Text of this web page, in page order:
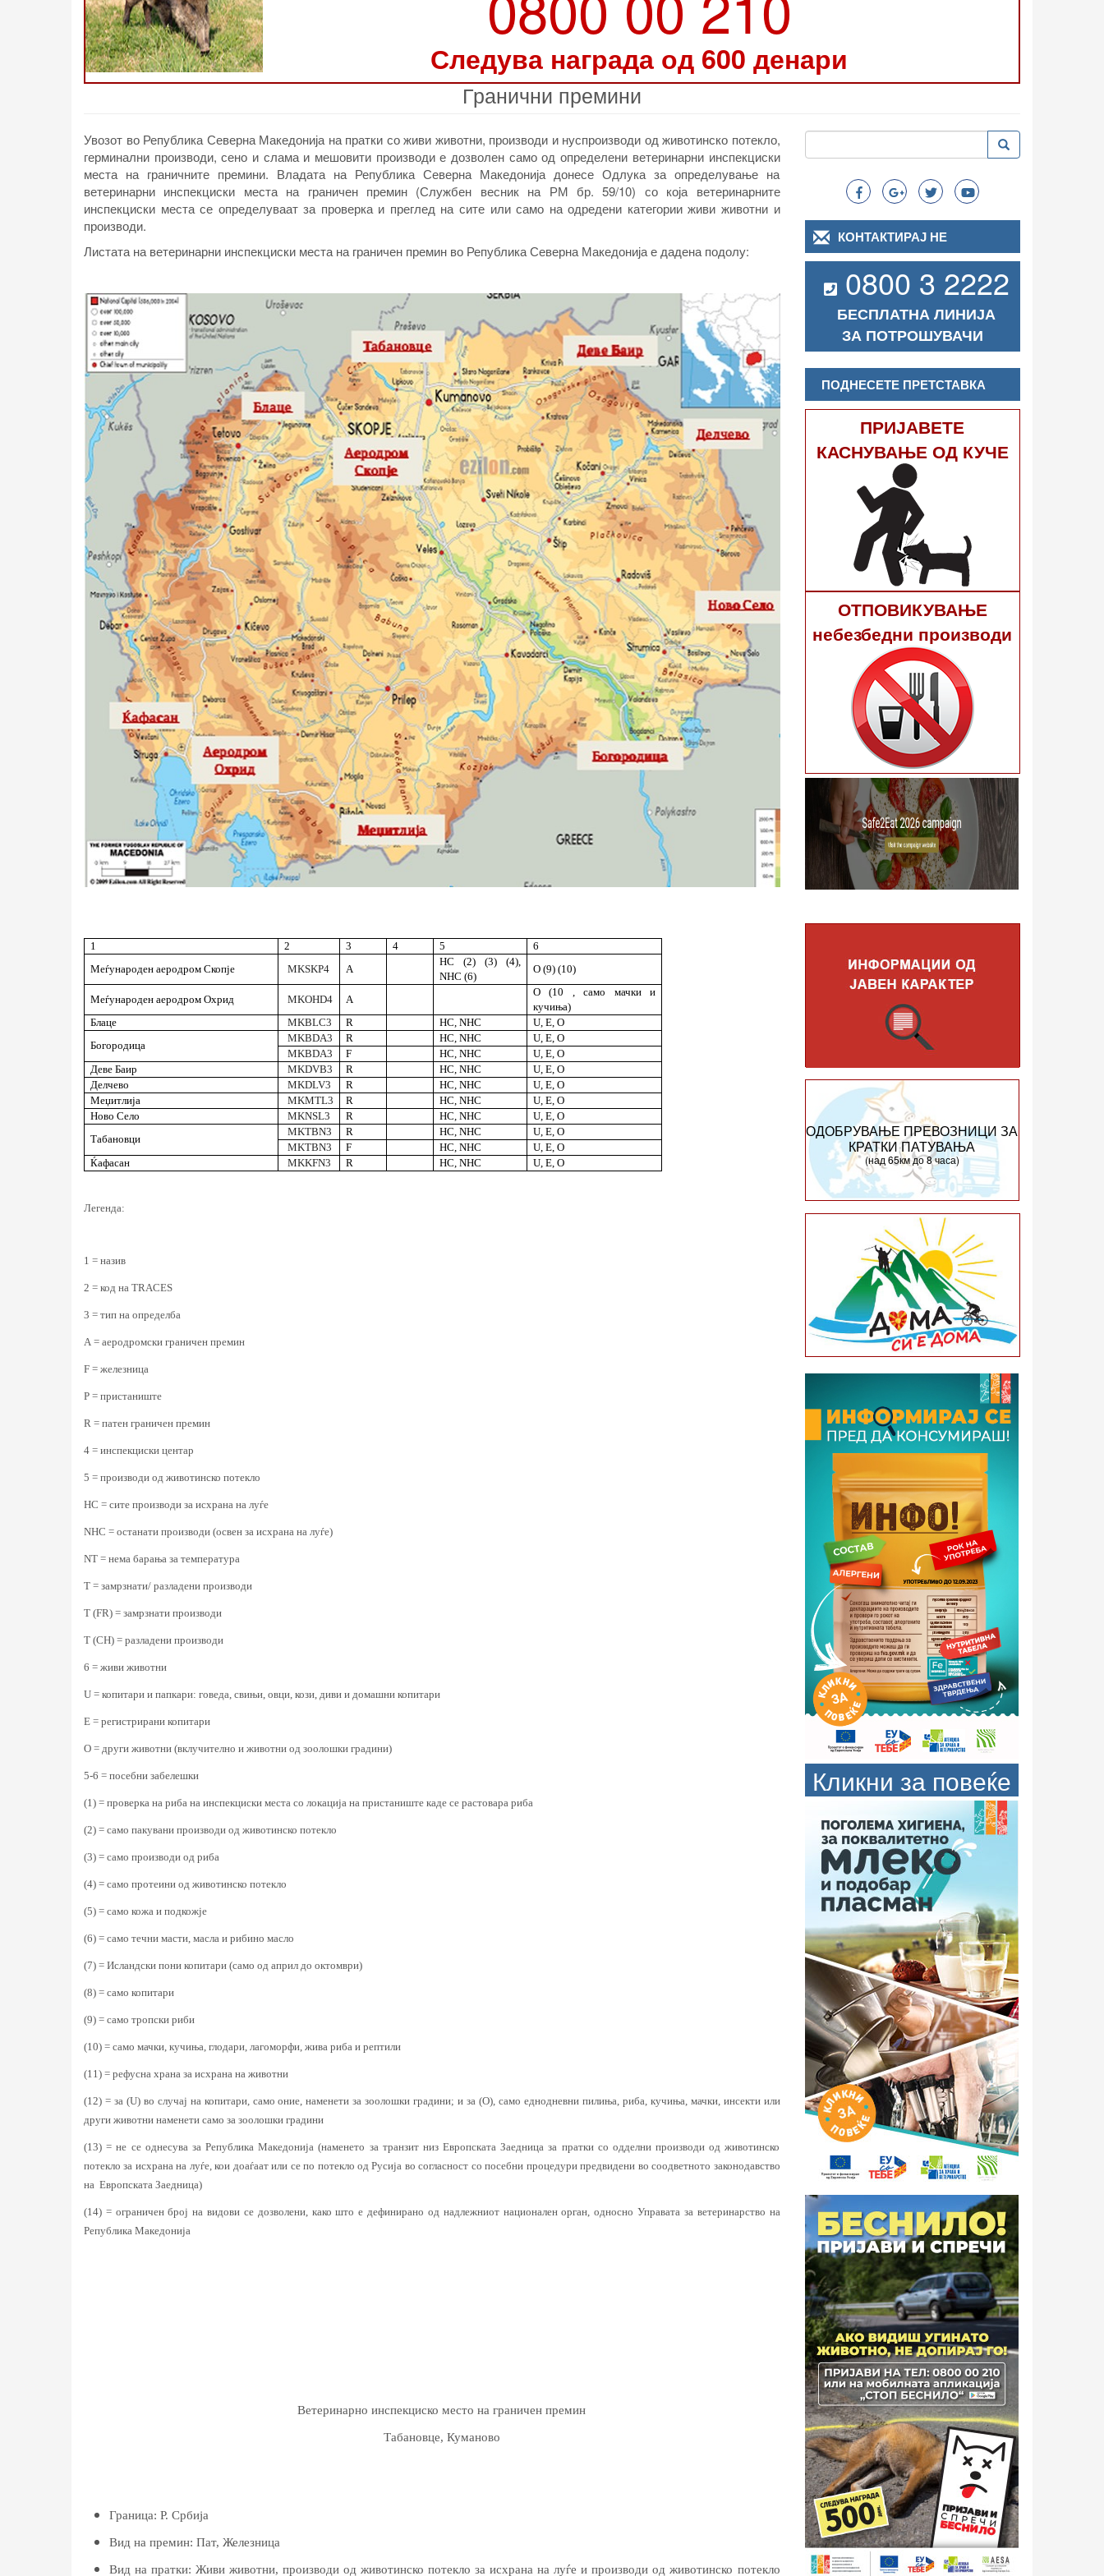
Следува награда од 600 денари
Гранични премини
Увозот во Република Северна Македонија на пратки со живи животни, производи и нуспроизводи од животинско потекло,
герминални производи, сено и слама и мешовити производи е дозволен само од определени ветеринарни инспекциски
места на граничните премини. Владата на Република Северна Македонија донесе Одлука за определување на
ветеринарни инспекциски места на граничен премин (Службен весник на РМ бр. 59/10) со која ветеринарните
инспекциски места се определуваат за проверка и преглед на сите или само на одредени категории живи животни и
производи.
Листата на ветеринарни инспекциски места на граничен премин во Република Северна Македонија е дадена подолу:
1 2 3 4 5
6
Меѓународен аеродром Скопје
MKSKP4 А
HC (2) (3) (4),
NHC (6)
O (9) (10)
Меѓународен аеродром Охрид MKOHD4 А
O (10 , само мачки и
кучиња)
Блаце
MKBLC3 R HC, NHC
U, E, O
Богородица
MKBDA3 R HC, NHC
U, E, O
MKBDA3
F HC, NHC
U, E, O
Деве Баир
MKDVB3 R HC, NHC
U, E, O
Делчево
MKDLV3 R HC, NHC
U, E, O
Меџитлија
MKMTL3 R HC, NHC
U, E, O
Ново Село
MKNSL3 R HC, NHC
U, E, O
Табановци
MKTBN3 R HC, NHC
U, E, O
MKTBN3
F HC, NHC
U, E, O
Ќафасан
MKKFN3 R HC, NHC U, E, O
Легенда:
1 = назив
2 = код на TRACES
3 = тип на определба
А = аеродромски граничен премин
F = железница
P = пристаниште
R = патен граничен премин
4 = инспекциски центар
5 = производи од животинско потекло
HC = сите производи за исхрана на луѓе
NHC = останати производи (освен за исхрана на луѓе)
NT = нема барања за температура
Т = замрзнати/ разладени производи
Т (FR) = замрзнати производи
T (CH) = разладени производи
6 = живи животни
U = копитари и папкари: говеда, свињи, овци, кози, диви и домашни копитари
E = регистрирани копитари
O = други животни (вклучително и животни од зоолошки градини)
5-6 = посебни забелешки
(1) = проверка на риба на инспекциски места со локација на пристаниште каде се растовара риба
(2) = само пакувани производи од животинско потекло
(3) = само производи од риба
(4) = само протеини од животинско потекло
(5) = само кожа и подкожје
(6) = само течни масти, масла и рибино масло
(7) = Исландски пони копитари (само од април до октомври)
(8) = само копитари
(9) = само тропски риби
(10) = само мачки, кучиња, глодари, лагоморфи, жива риба и рептили
(11) = рефусна храна за исхрана на животни
(12) = за (U) во случај на копитари, само оние, наменети за зоолошки градини; и за (О), само еднодневни пилиња, риба, кучиња, мачки, инсекти или
други животни наменети само за зоолошки градини
(13) = не се однесува за Република Македонија (наменето за транзит низ Европската Заедница за пратки со одделни производи од животинско
потекло за исхрана на луѓе, кои доаѓаат или се по потекло од Русија во согласност со посебни процедури предвидени во соодветното законодавство
на Европската Заедница)
(14) = ограничен број на видови се дозволени, како што е дефинирано од надлежниот национален орган, односно Управата за ветеринарство на
Република Македонија
Ветеринарно инспекциско место на граничен премин
Табановце, Куманово
Граница: Р. Србија
Вид на премин: Пат, Железница
Вид на пратки: Живи животни, производи од животинско потекло за исхрана на луѓе и производи од животинско потекло
Search
Пребарување Пребарување
КОНТАКТИРАЈ НЕ
0800 3 2222
БЕСПЛАТНА ЛИНИЈА
ЗА ПОТРОШУВАЧИ
ПОДНЕСЕТЕ ПРЕТСТАВКА
ПРИЈАВЕТЕ
КАСНУВАЊЕ ОД КУЧЕ
ОТПОВИКУВАЊЕ
небезбедни производи
ОДОБРУВАЊЕ ПРЕВОЗНИЦИ ЗА
КРАТКИ ПАТУВАЊА
(над 65км до 8 часа)
Кликни за повеќе